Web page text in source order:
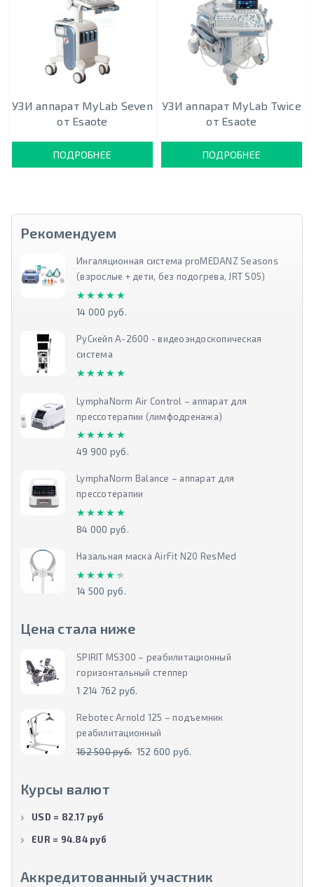
УЗИ аппарат MyLab Seven
от Esaote
ПОДРОБНЕЕ
УЗИ аппарат MyLab Twice
от Esaote
ПОДРОБНЕЕ
Рекомендуем
Ингаляционная система proMEDANZ Seasons
(взрослые + дети, без подогрева, JRT S05)
★★★★★
★★★★★
14 000 руб.
РуСкейп А-2600 - видеоэндоскопическая
система
★★★★★
★★★★★
LymphaNorm Air Control – аппарат для
прессотерапии (лимфодренажа)
★★★★★
★★★★★
49 900 руб.
LymphaNorm Balance – аппарат для
прессотерапии
★★★★★
★★★★★
84 000 руб.
Назальная маска AirFit N20 ResMed
★★★★★
★★★★★
14 500 руб.
Цена стала ниже
SPIRIT MS300 – реабилитационный
горизонтальный степпер
1 214 762 руб.
Rebotec Arnold 125 – подъемник
реабилитационный
162 500 руб. 152 600 руб.
Курсы валют
USD = 82.17 руб
EUR = 94.84 руб
Аккредитованный участник